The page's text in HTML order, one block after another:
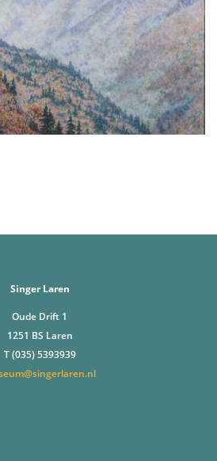
Singer Laren
Oude Drift 1
1251 BS Laren
T (035) 5393939